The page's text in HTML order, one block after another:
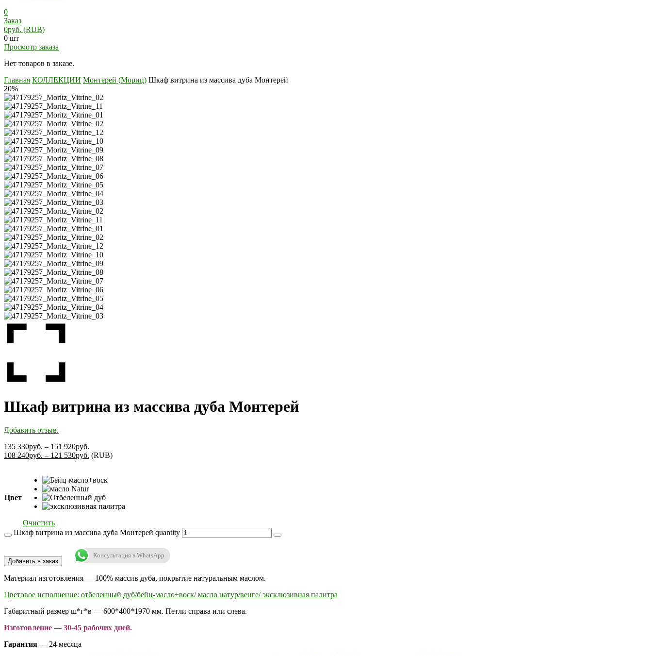
0
Заказ
0руб. (RUB)
0 шт
Просмотр заказа
Нет товаров в заказе.
Главная КОЛЛЕКЦИИ Монтерей (Мориц) Шкаф витрина из массива дуба Монтерей
20%
Шкаф витрина из массива дуба Монтерей
Добавить отзыв.
135 330руб.–151 920руб.
108 240руб. – 121 530руб. (RUB)
Цвет
Очистить
Шкаф витрина из массива дуба Монтерей quantity
Добавить в заказ
Консультация в WhatsApp
Материал изготовления — 100% массив дуба, покрытие натуральным маслом.
Цветовое исполнение: отбеленный дуб/бейц-масло+воск/ масло натур/венге/ эксклюзивная палитра
Габаритный размер ш*г*в — 600*400*1970 мм. Петли справа или слева.
Изготовление — 30-45 рабочих дней.
Гарантия — 24 месяца